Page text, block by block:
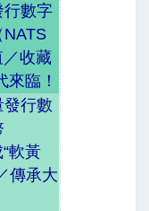
行數字
NATS
／收藏
來臨！
發行數
軟黃
傳承大